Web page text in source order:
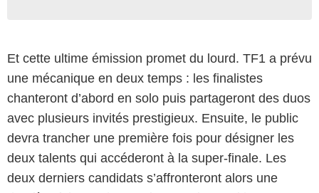
Et cette ultime émission promet du lourd. TF1 a prévu
une mécanique en deux temps : les finalistes
chanteront d’abord en solo puis partageront des duos
avec plusieurs invités prestigieux. Ensuite, le public
devra trancher une première fois pour désigner les
deux talents qui accéderont à la super-finale. Les
deux derniers candidats s’affronteront alors une